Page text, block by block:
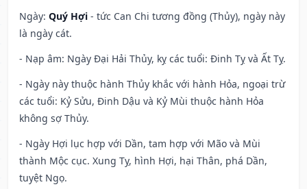
Ngày: Quý Hợi - tức Can Chi tương đồng (Thủy), ngày này
là ngày cát.
- Nạp âm: Ngày Đại Hải Thủy, kỵ các tuổi: Đinh Tỵ và Ất Tỵ.
- Ngày này thuộc hành Thủy khắc với hành Hỏa, ngoại trừ
các tuổi: Kỷ Sửu, Đinh Dậu và Kỷ Mùi thuộc hành Hỏa
không sợ Thủy.
- Ngày Hợi lục hợp với Dần, tam hợp với Mão và Mùi
thành Mộc cục. Xung Tỵ, hình Hợi, hại Thân, phá Dần,
tuyệt Ngọ.